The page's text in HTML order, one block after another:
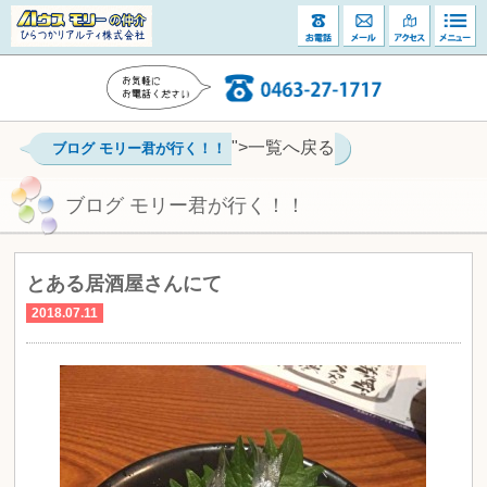
ブログ モリー君が行く！！ ">一覧へ戻る
ブログ モリー君が行く！！
とある居酒屋さんにて
2018.07.11